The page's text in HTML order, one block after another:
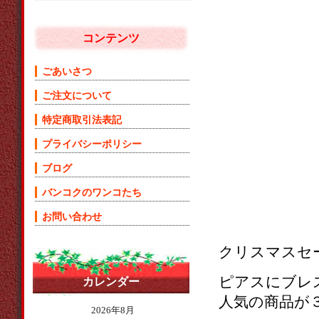
クリスマスセ
ピアスにブレ
人気の商品が
コンテンツ
ごあいさつ
ご注文について
特定商取引法表記
プライバシーポリシー
ブログ
バンコクのワンコたち
お問い合わせ
カレンダー
2026年8月